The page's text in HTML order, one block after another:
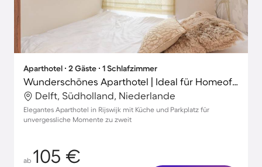
Aparthotel ∙ 2 Gäste ∙ 1 Schlafzimmer
Wunderschönes Aparthotel | Ideal für Homeoffice
Delft, Südholland, Niederlande
Elegantes Aparthotel in Rijswijk mit Küche und Parkplatz für
unvergessliche Momente zu zweit
ab 105 €